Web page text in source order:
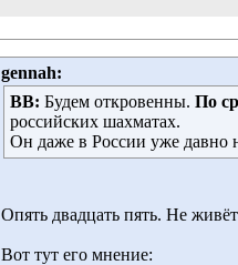
gennah:
ВВ: Будем откровенны. По
российских шахматах.
Он даже в России уже давно
Опять двадцать пять. Не
Вот тут его мнение: